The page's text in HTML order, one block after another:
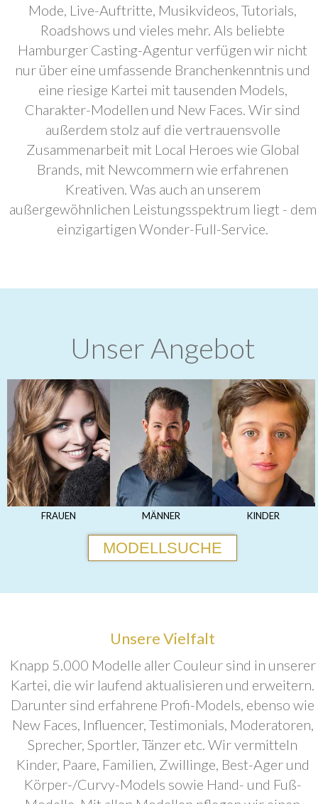
Mode, Live-Auftritte, Musikvideos, Tutorials,
Roadshows und vieles mehr. Als beliebte
Hamburger Casting-Agentur verfügen wir nicht
nur über eine umfassende Branchenkenntnis und
eine riesige Kartei mit tausenden Models,
Charakter-Modellen und New Faces. Wir sind
außerdem stolz auf die vertrauensvolle
Zusammenarbeit mit Local Heroes wie Global
Brands, mit Newcommern wie erfahrenen
Kreativen. Was auch an unserem
außergewöhnlichen Leistungsspektrum liegt - dem
einzigartigen Wonder-Full-Service.
Unser Angebot
FRAUEN MÄNNER KINDER
MODELLSUCHE
Unsere Vielfalt
Knapp 5.000 Modelle aller Couleur sind in unserer
Kartei, die wir laufend aktualisieren und erweitern.
Darunter sind erfahrene Profi-Models, ebenso wie
New Faces, Influencer, Testimonials, Moderatoren,
Sprecher, Sportler, Tänzer etc. Wir vermitteln
Kinder, Paare, Familien, Zwillinge, Best-Ager und
Körper-/Curvy-Models sowie Hand- und Fuß-